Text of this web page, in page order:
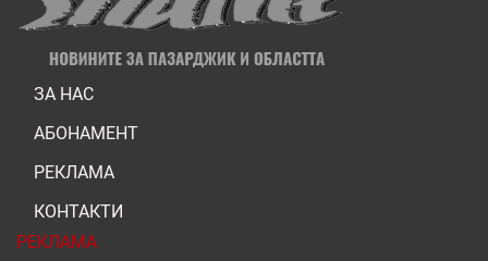
ЗА НАС
АБОНАМЕНТ
РЕКЛАМА
КОНТАКТИ
РЕКЛАМА